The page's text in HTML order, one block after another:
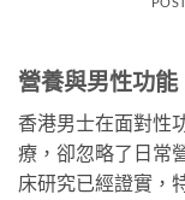
營養與男性功
香港男士在面對性
療，卻忽略了日常
床研究已經證實，